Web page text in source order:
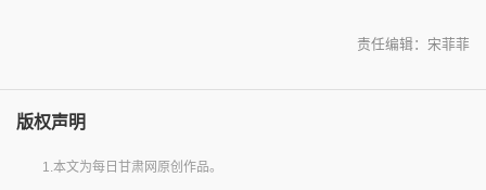
责任编辑：宋菲菲
版权声明
1.本文为每日甘肃网原创作品。